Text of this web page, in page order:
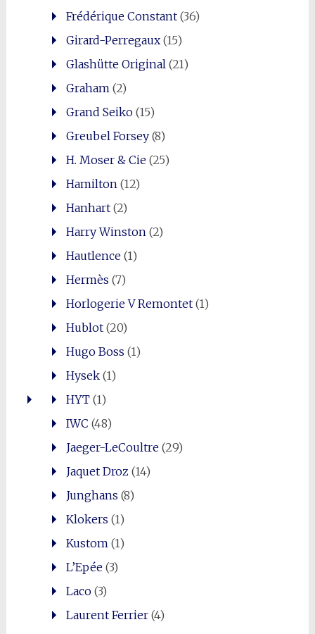
Frédérique Constant(36)
Girard-Perregaux(15)
Glashütte Original (21)
Graham (2)
Grand Seiko(15)
Greubel Forsey(8)
H. Moser & Cie(25)
Hamilton (12)
Hanhart(2)
Harry Winston (2)
Hautlence(1)
Hermès (7)
Horlogerie V Remontet(1)
Hublot(20)
Hugo Boss (1)
Hysek(1)
HYT(1)
IWC (48)
Jaeger-LeCoultre(29)
Jaquet Droz (14)
Junghans (8)
Klokers (1)
Kustom (1)
L’Epée(3)
Laco(3)
Laurent Ferrier(4)